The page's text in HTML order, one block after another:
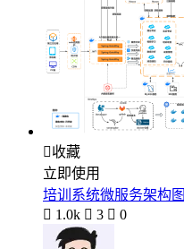
收藏
立即使用
培训系统微服务架构图
 1.0k  3  0